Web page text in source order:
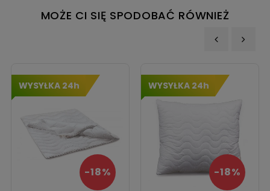
MOŻE CI SIĘ SPODOBAĆ RÓWNIEŻ
WYSYŁKA 24h
-18%
WYSYŁKA 24h
-18%